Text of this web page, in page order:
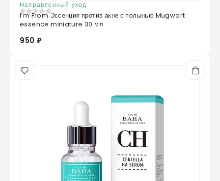
Направленный уход
0из 5
I’m From Эссенция против акне с полынью Mugwort
essence miniature 30 мл
950 ₽